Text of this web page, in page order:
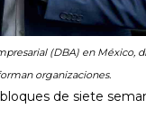
(DBA) en México,
organizaciones.
de siete